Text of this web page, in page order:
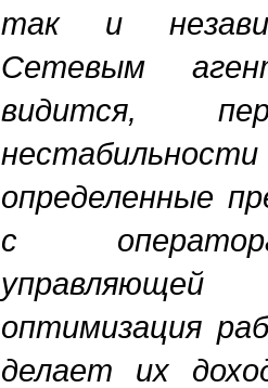
так и
Сетевым
видится,
определенные
с
оптимизация
делает их